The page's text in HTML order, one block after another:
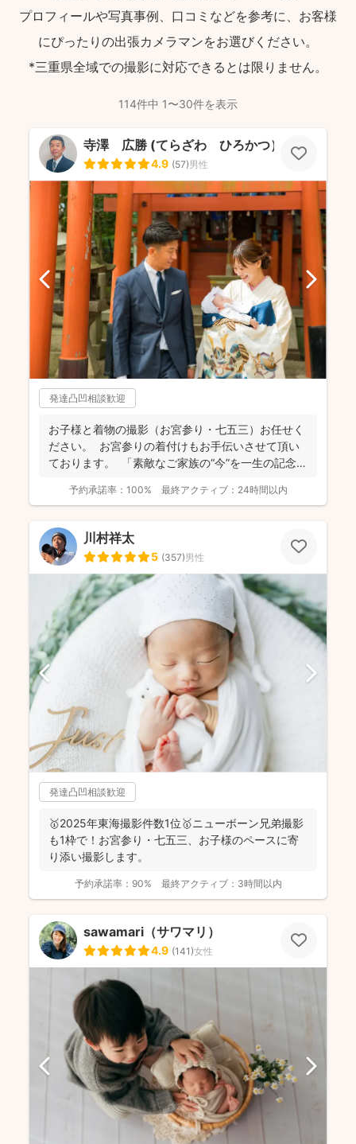
プロフィールや写真事例、口コミなどを参考に、お客様
にぴったりの出張カメラマンをお選びください。
*三重県全域での撮影に対応できるとは限りません。
114件中 1〜30件を表示
寺澤 広勝 (てらざわ ひろかつ）
4.9 (57)男性
発達凸凹相談歓迎
お子様と着物の撮影（お宮参り・七五三）お任せく
ださい。 お宮参りの着付けもお手伝いさせて頂い
ております。 「素敵なご家族の“今”を一生の記念
予約承諾率： 100% 最終アクティブ： 24時間以内
川村祥太
5 (357)男性
発達凸凹相談歓迎
🥇2025年東海撮影件数1位🥇ニューボーン兄弟撮影
も1枠で！お宮参り・七五三、お子様のペースに寄
り添い撮影します。
予約承諾率： 90% 最終アクティブ： 3時間以内
sawamari（サワマリ）
4.9 (141)女性